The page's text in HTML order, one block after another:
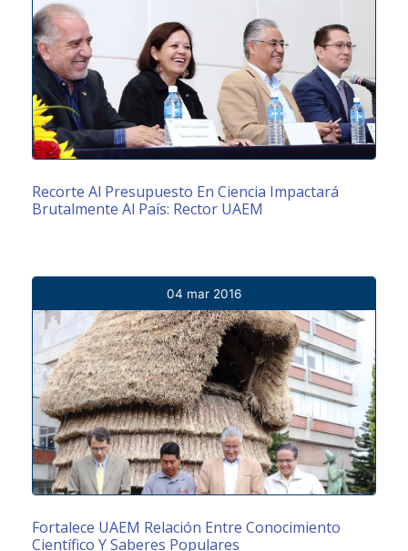
Recorte Al Presupuesto En Ciencia Impactará
Brutalmente Al País: Rector UAEM
04 mar 2016
Fortalece UAEM Relación Entre Conocimiento
Científico Y Saberes Populares